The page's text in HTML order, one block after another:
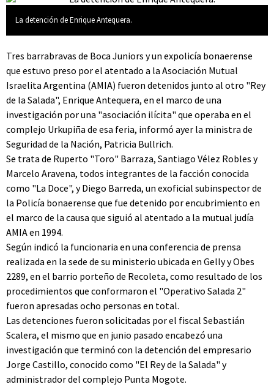
La detención de Enrique Antequera.
Tres barrabravas de Boca Juniors y un expolicía bonaerense
que estuvo preso por el atentado a la Asociación Mutual
Israelita Argentina (AMIA) fueron detenidos junto al otro "Rey
de la Salada", Enrique Antequera, en el marco de una
investigación por una "asociación ilícita" que operaba en el
complejo Urkupiña de esa feria, informó ayer la ministra de
Seguridad de la Nación, Patricia Bullrich.
Se trata de Ruperto "Toro" Barraza, Santiago Vélez Robles y
Marcelo Aravena, todos integrantes de la facción conocida
como "La Doce", y Diego Barreda, un exoficial subinspector de
la Policía bonaerense que fue detenido por encubrimiento en
el marco de la causa que siguió al atentado a la mutual judía
AMIA en 1994.
Según indicó la funcionaria en una conferencia de prensa
realizada en la sede de su ministerio ubicada en Gelly y Obes
2289, en el barrio porteño de Recoleta, como resultado de los
procedimientos que conformaron el "Operativo Salada 2"
fueron apresadas ocho personas en total.
Las detenciones fueron solicitadas por el fiscal Sebastián
Scalera, el mismo que en junio pasado encabezó una
investigación que terminó con la detención del empresario
Jorge Castillo, conocido como "El Rey de la Salada" y
administrador del complejo Punta Mogote.